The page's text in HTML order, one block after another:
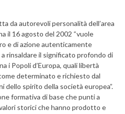
da autorevoli personalità dell’area
il 16 agosto del 2002 “vuole
e di azione autenticamente
rinsaldare il significato profondo di
i Popoli d’Europa, quali libertà
determinato e richiesto dal
dello spirito della società europea”.
formativa di base che punti a
storici che hanno prodotto e